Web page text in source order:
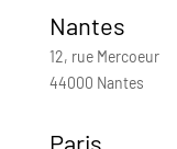
Nantes
12, rue Mercoeur
44000 Nantes
Paris